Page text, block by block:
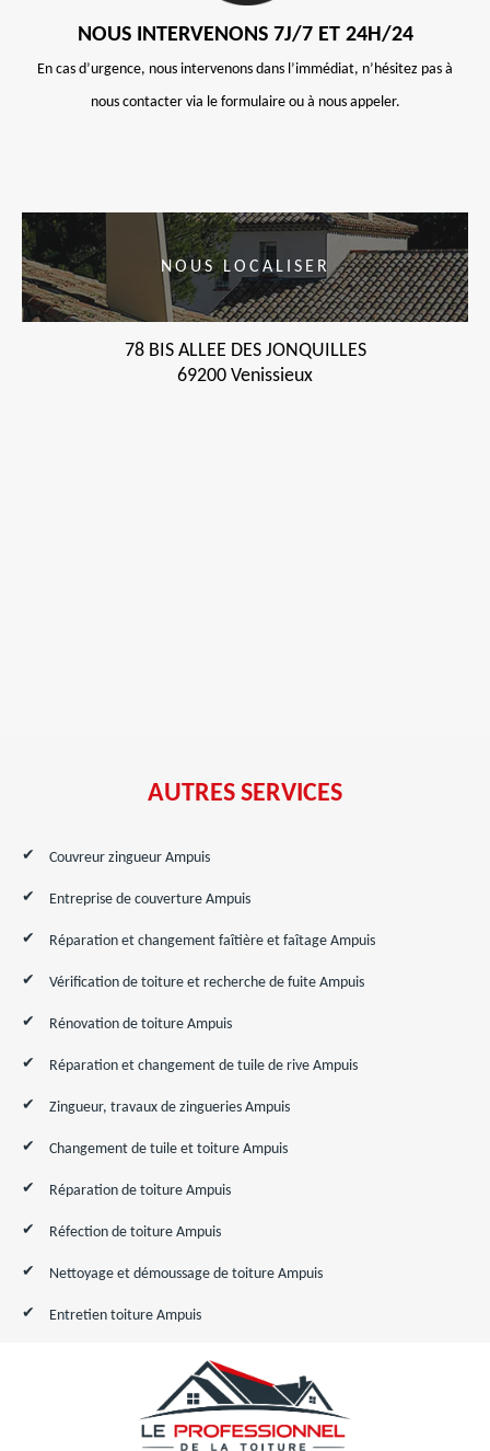
NOUS INTERVENONS 7J/7 ET 24H/24
En cas d’urgence, nous intervenons dans l’immédiat, n’hésitez pas à
nous contacter via le formulaire ou à nous appeler.
NOUS LOCALISER
78 BIS ALLEE DES JONQUILLES
69200 Venissieux
AUTRES SERVICES
Couvreur zingueur Ampuis
Entreprise de couverture Ampuis
Réparation et changement faîtière et faîtage Ampuis
Vérification de toiture et recherche de fuite Ampuis
Rénovation de toiture Ampuis
Réparation et changement de tuile de rive Ampuis
Zingueur, travaux de zingueries Ampuis
Changement de tuile et toiture Ampuis
Réparation de toiture Ampuis
Réfection de toiture Ampuis
Nettoyage et démoussage de toiture Ampuis
Entretien toiture Ampuis